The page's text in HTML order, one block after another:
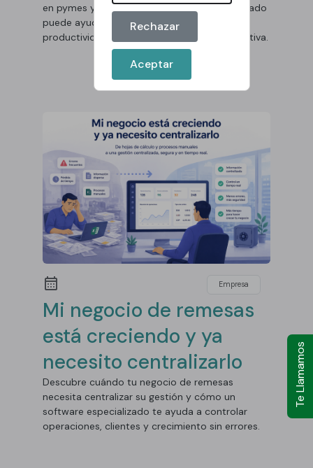
en pymes y cómo un soporte técnico adecuado
puede ayudarte a reducir incidencias, ganar
productividad y mantener tu empresa operativa.
Empresa
Mi negocio de remesas
está creciendo y ya
necesito centralizarlo
Descubre cuándo tu negocio de remesas
necesita centralizar su gestión y cómo un
software especializado te ayuda a controlar
operaciones, clientes y crecimiento sin errores.
Te Llamamos
Rechazar
Aceptar